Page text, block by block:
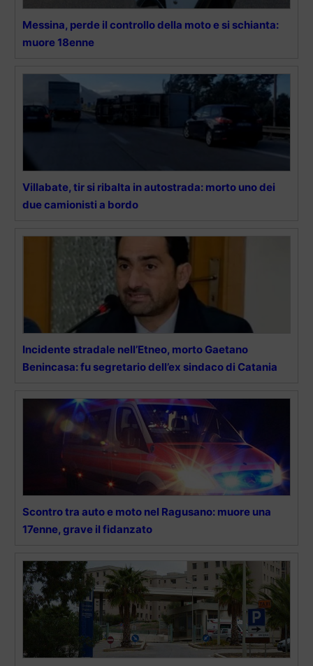
Messina, perde il controllo della moto e si schianta:
muore 18enne
Villabate, tir si ribalta in autostrada: morto uno dei
due camionisti a bordo
Incidente stradale nell’Etneo, morto Gaetano
Benincasa: fu segretario dell’ex sindaco di Catania
Scontro tra auto e moto nel Ragusano: muore una
17enne, grave il fidanzato